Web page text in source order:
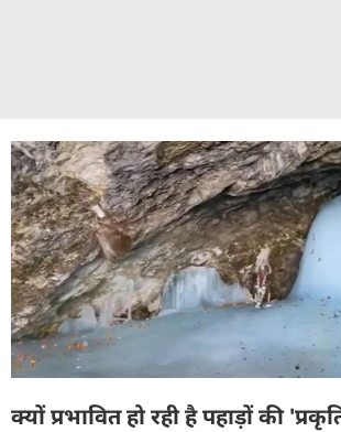
क्यों प्रभावित हो रही है पहाड़ों की